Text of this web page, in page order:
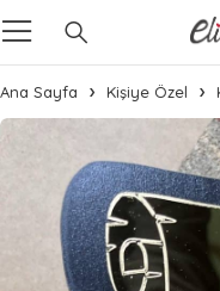
Ana Sayfa Kişiye Özel